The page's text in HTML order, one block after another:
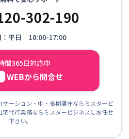
302-190
：平日 10:00-17:00
間365日対応中
WEBから問合せ
ケーション・中・長期滞在ならミスタービ
代行業務ならミスタービジネスにお任せ
下さい。